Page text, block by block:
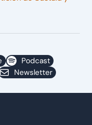
Podcast
Newsletter